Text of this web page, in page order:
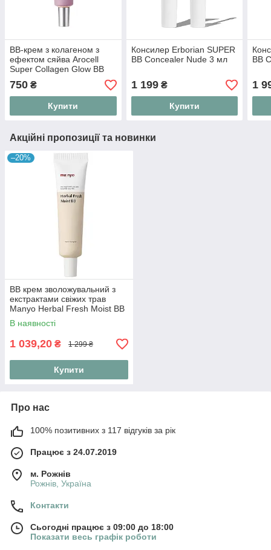
ВВ-крем з колагеном з
ефектом сяйва Arocell
Super Collagen Glow BB
750 ₴
Купити
Консилер Erborian SUPER
BB Concealer Nude 3 мл
1 199₴
Купити
BB
1
Акційні пропозиції та новинки
–20%
ВВ крем зволожувальний з
екстрактами свіжих трав
Manyo Herbal Fresh Moist BB
30 g
В наявності
1 039,20 ₴ 1 299 ₴
Купити
Про нас
100% позитивних з 117 відгуків за рік
Працює з 24.07.2019
м. Рожнів
Рожнів, Україна
Контакти
Сьогодні працює з 09:00 до 18:00
Показати весь графік роботи